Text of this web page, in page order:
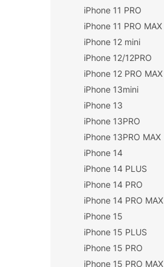
iPhone 11 PRO
iPhone 11 PRO MAX
iPhone 12 mini
iPhone 12/12PRO
iPhone 12 PRO MAX
iPhone 13mini
iPhone 13
iPhone 13PRO
iPhone 13PRO MAX
iPhone 14
iPhone 14 PLUS
iPhone 14 PRO
iPhone 14 PRO MAX
iPhone 15
iPhone 15 PLUS
iPhone 15 PRO
iPhone 15 PRO MAX